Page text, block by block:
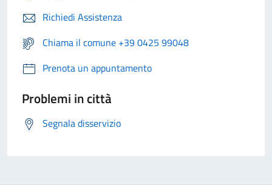
Richiedi Assistenza
Chiama il comune +39 0425 99048
Prenota un appuntamento
Problemi in città
Segnala disservizio